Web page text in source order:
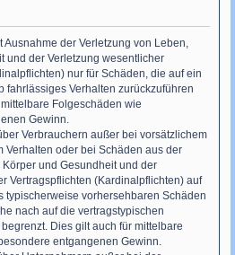
Ausnahme der Verletzung von Leben,
und der Verletzung wesentlicher
nur für Schäden, die auf ein
fahrlässiges Verhalten zurückzuführen
Folgeschäden wie
Gewinn.
Verbrauchern außer bei vorsätzlichem
Verhalten oder bei Schäden aus der
und Gesundheit und der
Vertragspflichten (Kardinalpflichten) auf
typischerweise vorhersehbaren Schäden
nach auf die vertragstypischen
Dies gilt auch für mittelbare
entgangenen Gewinn.